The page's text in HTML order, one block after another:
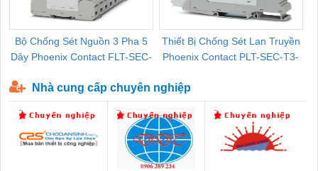
Bộ Chống Sét Nguồn 3 Pha 5
Dây Phoenix Contact FLT-SEC-
Thiết Bị Chống Sét Lan Truyền
Phoenix Contact PLT-SEC-T3-
Nhà cung cấp chuyên nghiệp